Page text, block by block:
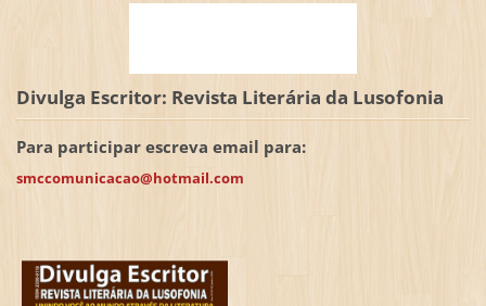
Divulga Escritor: Revista Literária da Lusofonia
Para participar escreva email para:
smccomunicacao@hotmail.com